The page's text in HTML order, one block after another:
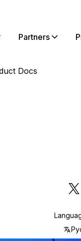
Partners
Docs